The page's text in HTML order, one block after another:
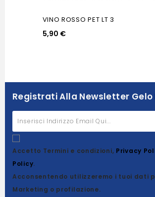
VINO ROSSO PET LT 3
5,90 €
Registrati Alla Newsletter Gelo
Accetto Termini e condizioni, Privacy
Policy.
Acconsentendo utilizzeremo i tuoi dati
Marketing o profilazione.